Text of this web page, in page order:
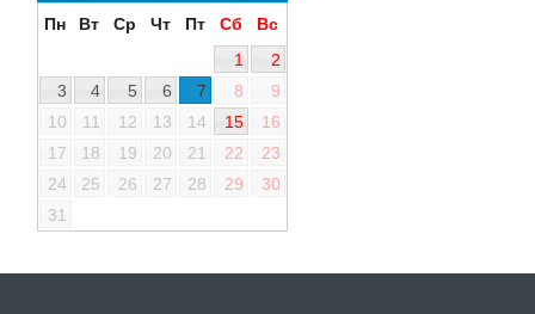
Пн Вт Ср Чт Пт Сб
Вс
1
2
3
4 5 6 7 8
9
10
11 12 13 14 15
16
17
18 19 20 21 22
23
24
25 26 27 28 29
30
31